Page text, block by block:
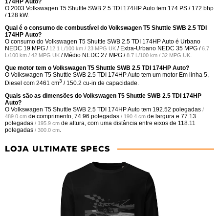
174HP Auto?
O 2003 Volkswagen T5 Shuttle SWB 2.5 TDI 174HP Auto tem 174 PS / 172 bhp
/ 128 kW.
Qual é o consumo de combustível do Volkswagen T5 Shuttle SWB 2.5 TDI
174HP Auto?
O consumo do Volkswagen T5 Shuttle SWB 2.5 TDI 174HP Auto é Urbano
NEDC 19 MPG / 12.1 L/100 km / 23 MPG UK / Extra-Urbano NEDC 35 MPG /6.7
L/100 km / 42 MPG UK / Médio NEDC 27 MPG /8.7 L/100 km / 32 MPG UK.
Que motor tem o Volkswagen T5 Shuttle SWB 2.5 TDI 174HP Auto?
O Volkswagen T5 Shuttle SWB 2.5 TDI 174HP Auto tem um motor Em linha 5,
Diesel com 2461 cm3 / 150.2 cu-in de capacidade.
Quais são as dimensões do Volkswagen T5 Shuttle SWB 2.5 TDI 174HP
Auto?
O Volkswagen T5 Shuttle SWB 2.5 TDI 174HP Auto tem 192.52 polegadas /
489.0 cm de comprimento, 74.96 polegadas / 190.4 cm de largura e 77.13
polegadas / 195.9 cm de altura, com uma distância entre eixos de 118.11
polegadas / 300.0 cm.
LOJA ULTIMATE SPECS